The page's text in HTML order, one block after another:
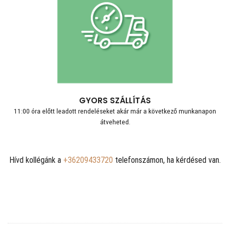
GYORS SZÁLLÍTÁS
11:00 óra előtt leadott rendeléseket akár már a következő munkanapon
átveheted.
Hívd kollégánk a +36209433720 telefonszámon, ha kérdésed van.